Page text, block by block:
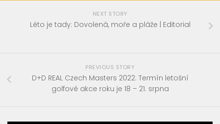
NEXT STORY
Léto je tady: Dovolená, moře a pláže | Editorial
PREVIOUS STORY
D+D REAL Czech Masters 2022: Termín letošní
golfové akce roku je 18 – 21. srpna